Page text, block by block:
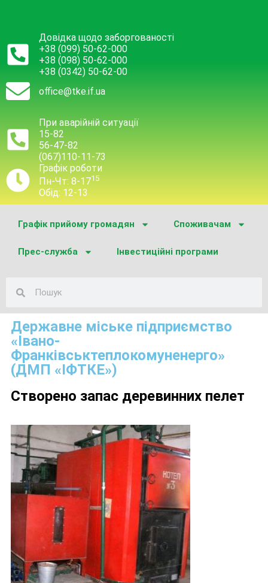
Довідка щодо заборгованості
+38 (099) 50-62-000
+38 (098) 50-62-000
+38 (0342) 50-62-00
office@tke.if.ua
При аварійній ситуації
15-82
56-47-82
(067)110-11-73
Графік роботи
Пн-Чт: 8-1715
Обід: 12-13
Графік прийому громадян Споживачам
Прес-служба Інвестиційні програми
Державне міське підприємство
«Івано-
Франківськтеплокомуненерго»
(ДМП «ІФТКЕ»)
Створено запас деревинних пелет